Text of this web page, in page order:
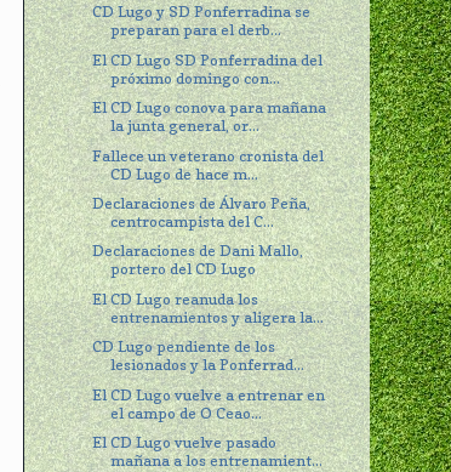
CD Lugo y SD Ponferradina se
preparan para el derb...
El CD Lugo SD Ponferradina del
próximo domingo con...
El CD Lugo conova para mañana
la junta general, or...
Fallece un veterano cronista del
CD Lugo de hace m...
Declaraciones de Álvaro Peña,
centrocampista del C...
Declaraciones de Dani Mallo,
portero del CD Lugo
El CD Lugo reanuda los
entrenamientos y aligera la...
CD Lugo pendiente de los
lesionados y la Ponferrad...
El CD Lugo vuelve a entrenar en
el campo de O Ceao...
El CD Lugo vuelve pasado
mañana a los entrenamient...